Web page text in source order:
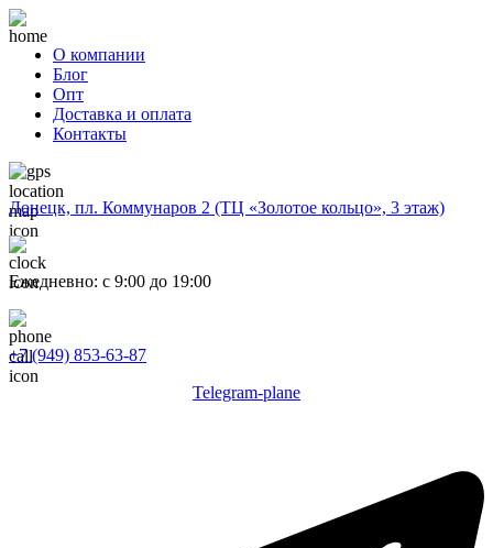
О компании
Блог
Опт
Доставка и оплата
Контакты
Донецк, пл. Коммунаров 2 (ТЦ «Золотое кольцо», 3 этаж)
Ежедневно: с 9:00 до 19:00
+7 (949) 853-63-87
Telegram-plane